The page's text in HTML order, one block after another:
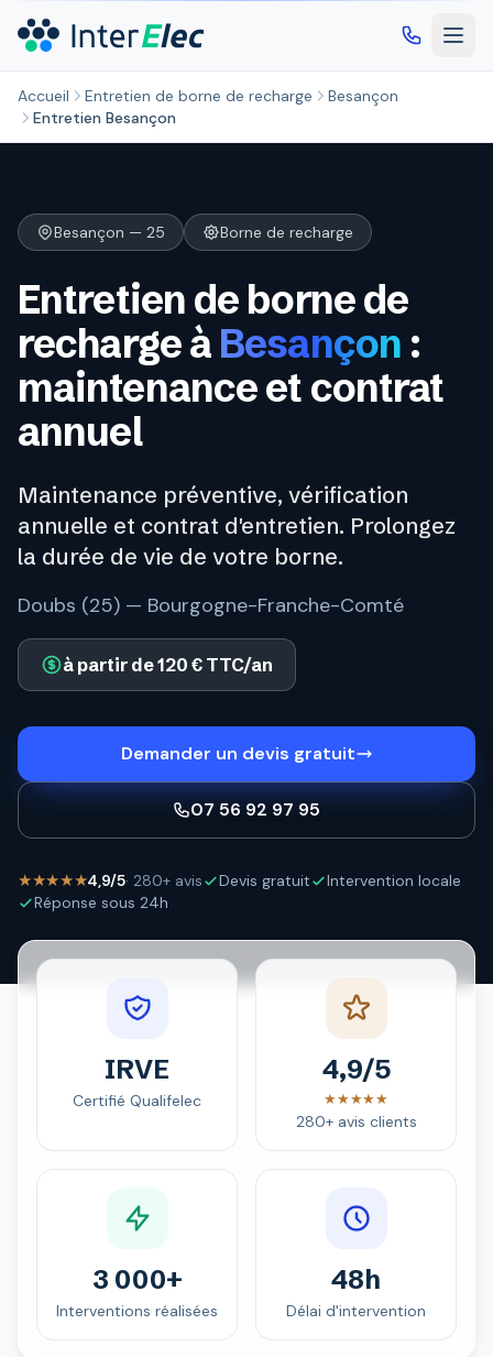
Accueil Entretien de borne de recharge
Besançon
Entretien Besançon
Besançon — 25 Borne de recharge
Entretien de borne de
recharge à Besançon :
maintenance et contrat
annuel
Maintenance préventive, vérification
annuelle et contrat d'entretien. Prolongez
la durée de vie de votre borne.
Doubs (25) — Bourgogne-Franche-Comté
à partir de 120 € TTC/an
Demander un devis gratuit
07 56 92 97 95
★★★★★4,9/5· 280+ avis Devis gratuit
Intervention locale
Réponse sous 24h
IRVE
Certifié Qualifelec
4,9/5
★★★★★
280+ avis clients
3 000+
Interventions réalisées
48h
Délai d'intervention